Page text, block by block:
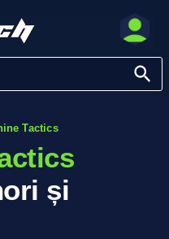
Tactics
și